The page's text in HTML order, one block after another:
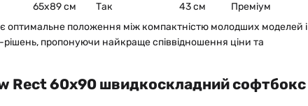
65x89 см Так 43 см
Преміум
оптимальне положення між компактністю молодших моделей і
пропонуючи найкраще співвідношення ціни та